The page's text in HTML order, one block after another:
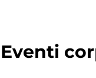
Eventi